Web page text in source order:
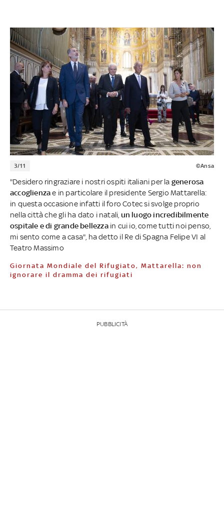
3/11 ©Ansa
"Desidero ringraziare i nostri ospiti italiani per la generosa
accoglienzae in particolare il presidente Sergio Mattarella:
in questa occasione infatti il foro Cotec si svolge proprio
nella città che gli ha dato i natali, un luogo incredibilmente
ospitale e di grande bellezzain cui io, come tutti noi penso,
mi sento come a casa", ha detto il Re di Spagna Felipe VI al
Teatro Massimo
Giornata Mondiale del Rifugiato, Mattarella: non
ignorare il dramma dei rifugiati
PUBBLICITÀ